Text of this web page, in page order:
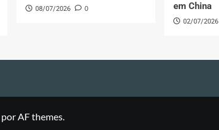
08/07/2026 0
em China
02/07/2026
por AF themes.